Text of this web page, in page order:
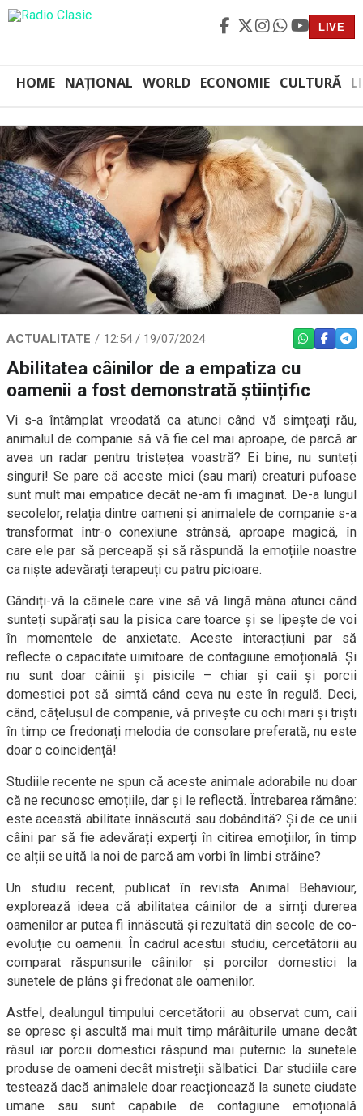
LIVE
HOME NAȚIONAL WORLD ECONOMIE CULTURĂ
ACTUALITATE 12:54 / 19/07/2024 WHATSAPP
Abilitatea câinilor de a empatiza cu
oamenii a fost demonstrată științific
Vi s-a întâmplat vreodată ca atunci când vă simțeați rău,
animalul de companie să vă fie cel mai aproape, de parcă ar
avea un radar pentru tristețea voastră? Ei bine, nu sunteți
singuri! Se pare că aceste mici (sau mari) creaturi pufoase
sunt mult mai empatice decât ne-am fi imaginat. De-a lungul
secolelor, relația dintre oameni și animalele de companie s-a
transformat într-o conexiune strânsă, aproape magică, în
care ele par să perceapă și să răspundă la emoțiile noastre
ca niște adevărați terapeuți cu patru picioare.
Gândiți-vă la câinele care vine să vă lingă mâna atunci când
sunteți supărați sau la pisica care toarce și se lipește de voi
în momentele de anxietate. Aceste interacțiuni par să
reflecte o capacitate uimitoare de contagiune emoțională. Și
nu sunt doar câinii și pisicile – chiar și caii și porcii
domestici pot să simtă când ceva nu este în regulă. Deci,
când, cățelușul de companie, vă privește cu ochi mari și triști
în timp ce fredonați melodia de consolare preferată, nu este
doar o coincidență!
Studiile recente ne spun că aceste animale adorabile nu doar
că ne recunosc emoțiile, dar și le reflectă. Întrebarea rămâne:
este această abilitate înnăscută sau dobândită? Și de ce unii
câini par să fie adevărați experți în citirea emoțiilor, în timp
ce alții se uită la noi de parcă am vorbi în limbi străine?
Un studiu recent, publicat în revista Animal Behaviour,
explorează ideea că abilitatea câinilor de a simți durerea
oamenilor ar putea fi înnăscută și rezultată din secole de co-
evoluție cu oamenii. În cadrul acestui studiu, cercetătorii au
comparat răspunsurile câinilor și porcilor domestici la
sunetele de plâns și fredonat ale oamenilor.
Astfel, dealungul timpului cercetătorii au observat cum, caii
se opresc și ascultă mai mult timp mârâiturile umane decât
râsul iar porcii domestici răspund mai puternic la sunetele
produse de oameni decât mistreții sălbatici. Dar studiile care
testează dacă animalele doar reacționează la sunete ciudate
umane sau sunt capabile de contagiune emoțională